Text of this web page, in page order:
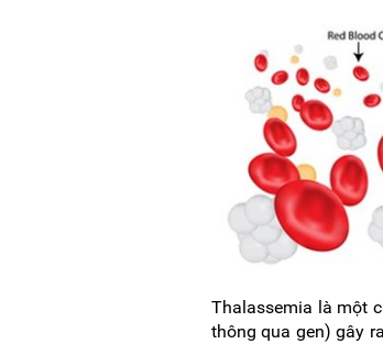
Thalassemia là một
thông qua gen) gây